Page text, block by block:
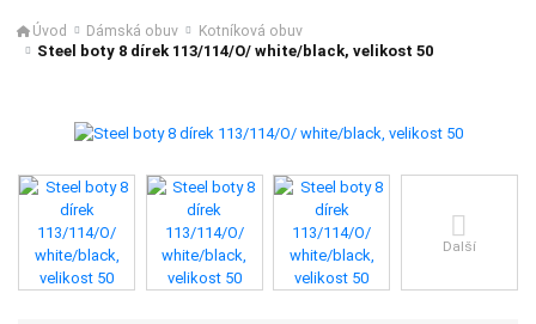
Úvod Dámská obuv Kotníková obuv
Steel boty 8 dírek 113/114/O/ white/black, velikost 50
Další